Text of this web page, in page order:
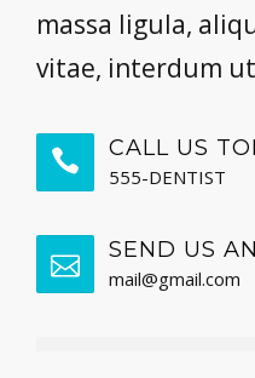
massa ligula,
vitae, interdum
CALL US
555-DENTIST
SEND US
mail@gmail.com